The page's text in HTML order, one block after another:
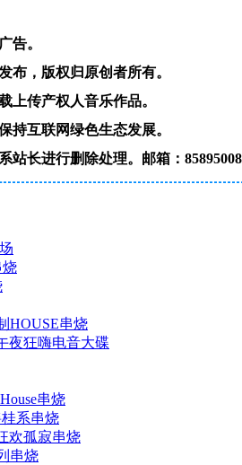
告。
，版权归原创者所有。
上传产权人音乐作品。
互联网绿色生态发展。
长进行删除处理。邮箱：
烧
HOUSE串烧
夜狂嗨电音大碟
串烧
系串烧
欢孤寂串烧
串烧